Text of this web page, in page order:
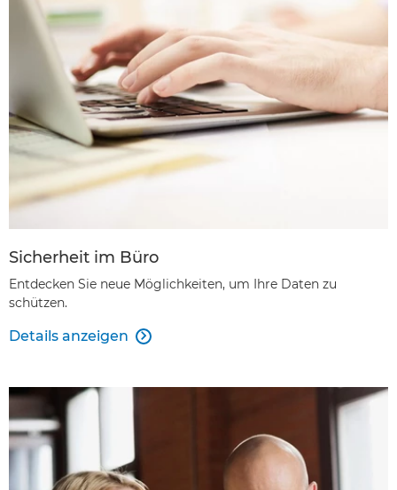
Sicherheit im Büro
Entdecken Sie neue Möglichkeiten, um Ihre Daten zu
schützen.
Details anzeigen 